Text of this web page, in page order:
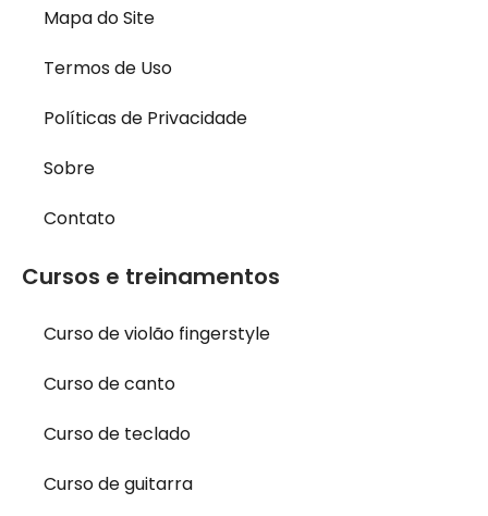
Mapa do Site
Termos de Uso
Políticas de Privacidade
Sobre
Contato
Cursos e treinamentos
Curso de violão fingerstyle
Curso de canto
Curso de teclado
Curso de guitarra